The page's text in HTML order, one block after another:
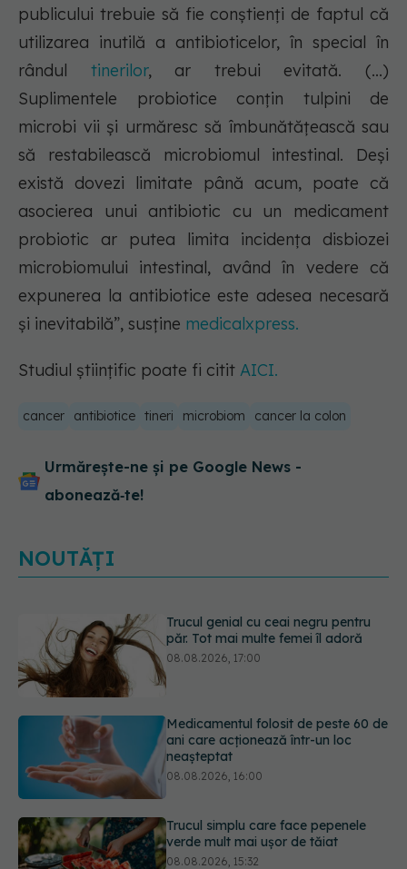
publicului trebuie să fie conștienți de faptul că
utilizarea inutilă a antibioticelor, în special în
rândul tinerilor, ar trebui evitată. (...)
Suplimentele probiotice conțin tulpini de
microbi vii și urmăresc să îmbunătățească sau
să restabilească microbiomul intestinal. Deși
există dovezi limitate până acum, poate că
asocierea unui antibiotic cu un medicament
probiotic ar putea limita incidența disbiozei
microbiomului intestinal, având în vedere că
expunerea la antibiotice este adesea necesară
și inevitabilă”, susține medicalxpress.
Studiul științific poate fi citit AICI.
cancer antibiotice tineri microbiom cancer la colon
Urmărește-ne și pe Google News -
abonează‑te!
NOUTĂȚI
Medicamentul folosit de peste 60 de
ani care acționează într-un loc
neașteptat
Trucul simplu care face pepenele
verde mult mai ușor de tăiat
08.08.2026, 15:32
Diagnosticele de autism la fete au
crescut după pandemia de COVID-
19